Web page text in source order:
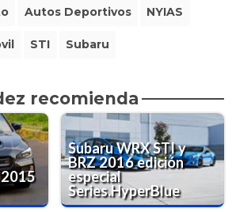
Autos Deportivos NYIAS
STI Subaru
recomienda
2015
Subaru WRX STI y
BRZ 2016 edición
especial
Series.HyperBlue